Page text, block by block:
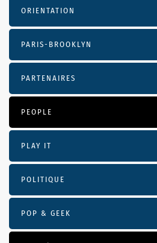
ORIENTATION
PARIS-BROOKLYN
PARTENAIRES
PEOPLE
PLAY IT
POLITIQUE
POP & GEEK